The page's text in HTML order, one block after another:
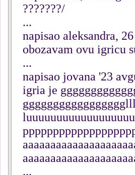
???????/
...
napisao aleksandra,
obozavam ovu igricu
...
napisao jovana '23
igria je
...